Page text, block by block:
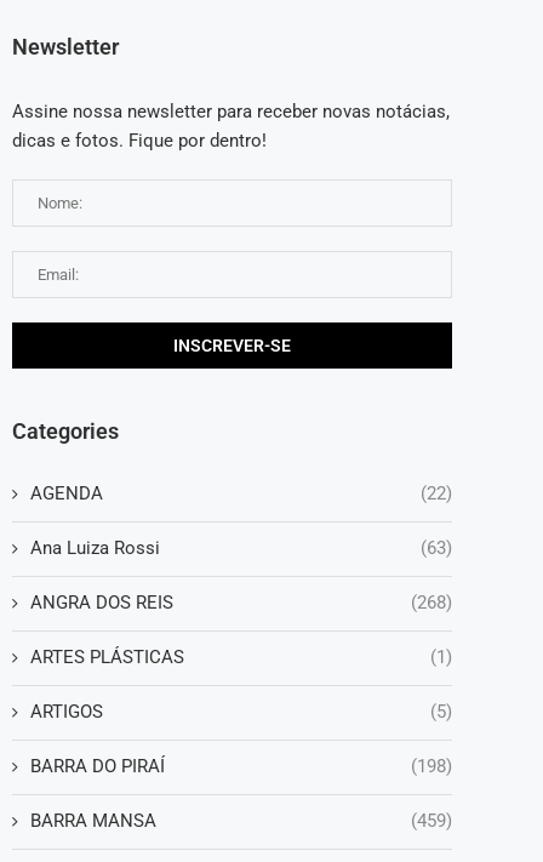
Newsletter
Assine nossa newsletter para receber novas notácias,
dicas e fotos. Fique por dentro!
Categories
AGENDA (22)
Ana Luiza Rossi (63)
ANGRA DOS REIS (268)
ARTES PLÁSTICAS (1)
ARTIGOS (5)
BARRA DO PIRAÍ (198)
BARRA MANSA (459)